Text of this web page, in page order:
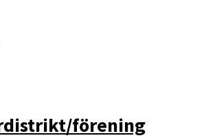
förening